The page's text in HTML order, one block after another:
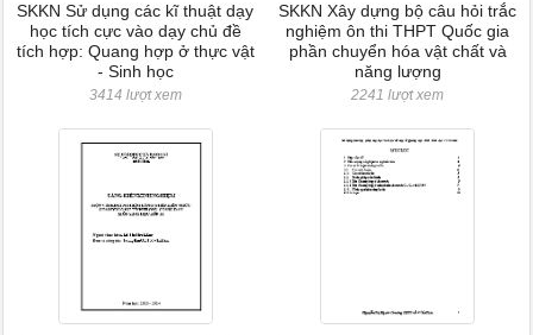
SKKN Sử dụng các kĩ thuật dạy
học tích cực vào dạy chủ đề
tích hợp: Quang hợp ở thực vật
- Sinh học
3414 lượt xem
SKKN Xây dựng bộ câu hỏi trắc
nghiệm ôn thi THPT Quốc gia
phần chuyển hóa vật chất và
năng lượng
2241 lượt xem